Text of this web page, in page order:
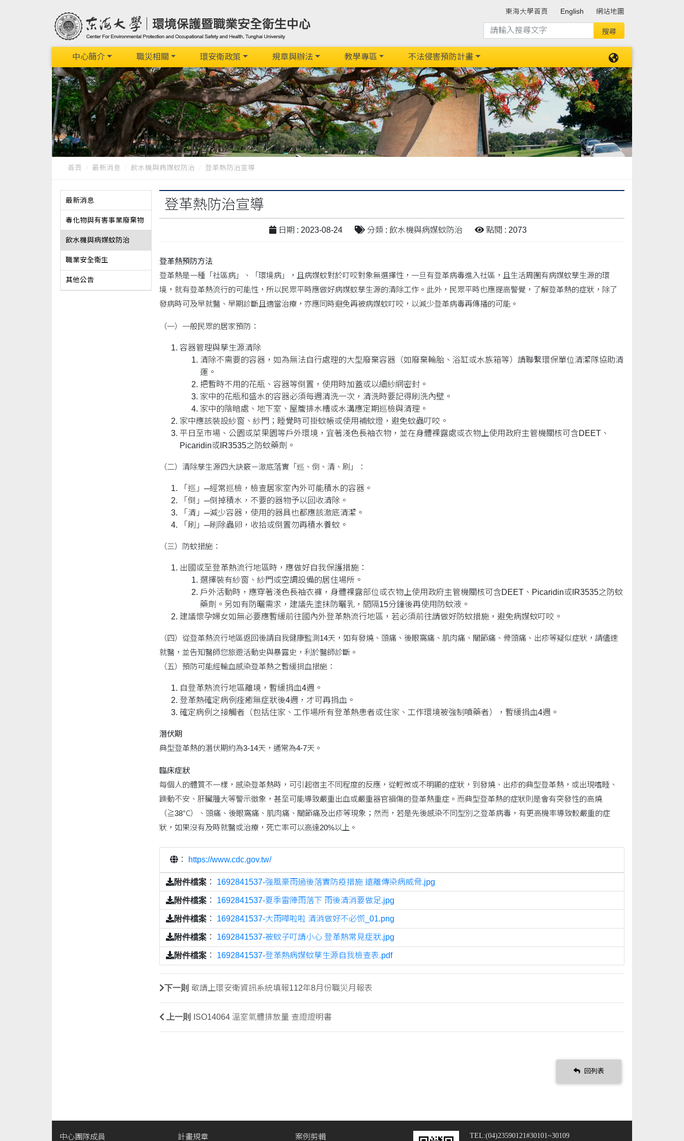
東海大學首頁 English 網站地圖
中心簡介 職災相關 環安衛政策 規章與辦法 教學專區 不法侵害預防計畫
首頁 最新消息 飲水機與病媒蚊防治 登革熱防治宣導
最新消息
毒化物與有害事業廢棄物
飲水機與病媒蚊防治
職業安全衛生
其他公告
登革熱防治宣導
日期 : 2023-08-24 分類 : 飲水機與病媒蚊防治 點閱 : 2073
登革熱預防方法
登革熱是一種「社區病」、「環境病」，且病媒蚊對於叮咬對象無選擇性，一旦有登革病毒進入社區，且生活周圍有病媒蚊孳生源的環
境，就有登革熱流行的可能性，所以民眾平時應做好病媒蚊孳生源的清除工作。此外，民眾平時也應提高警覺，了解登革熱的症狀，除了
發病時可及早就醫、早期診斷且適當治療，亦應同時避免再被病媒蚊叮咬，以減少登革病毒再傳播的可能。
（一）一般民眾的居家預防：
容器管理與孳生源清除
清除不需要的容器，如為無法自行處理的大型廢棄容器（如廢棄輪胎、浴缸或水族箱等）請聯繫環保單位清潔隊協助清
運。
把暫時不用的花瓶、容器等倒置，使用時加蓋或以細紗網密封。
家中的花瓶和盛水的容器必須每週清洗一次，清洗時要記得刷洗內壁。
家中的陰暗處、地下室、屋簷排水槽或水溝應定期巡檢與清理。
家中應該裝設紗窗、紗門；睡覺時可掛蚊帳或使用補蚊燈，避免蚊蟲叮咬。
平日至市場、公園或菜果園等戶外環境，宜著淺色長袖衣物，並在身體裸露處或衣物上使用政府主管機關核可含DEET、
Picaridin或IR3535之防蚊藥劑。
（二）清除孳生源四大訣竅－澈底落實「巡、倒、清、刷」：
「巡」─經常巡檢，檢查居家室內外可能積水的容器。
「倒」─倒掉積水，不要的器物予以回收清除。
「清」─減少容器，使用的器具也都應該澈底清潔。
「刷」─刷除蟲卵，收拾或倒置勿再積水養蚊。
（三）防蚊措施：
出國或至登革熱流行地區時，應做好自我保護措施：
選擇裝有紗窗、紗門或空調設備的居住場所。
戶外活動時，應穿著淺色長袖衣褲，身體裸露部位或衣物上使用政府主管機關核可含DEET、Picaridin或IR3535之防蚊
藥劑。另如有防曬需求，建議先塗抹防曬乳，間隔15分鐘後再使用防蚊液。
建議懷孕婦女如無必要應暫緩前往國內外登革熱流行地區，若必須前往請做好防蚊措施，避免病媒蚊叮咬。
（四）從登革熱流行地區返回後請自我健康監測14天，如有發燒、頭痛、後眼窩痛、肌肉痛、關節痛、骨頭痛、出疹等疑似症狀，請儘速
就醫，並告知醫師您旅遊活動史與暴露史，利於醫師診斷。
（五）預防可能經輸血感染登革熱之暫緩捐血措施：
自登革熱流行地區離境，暫緩捐血4週。
登革熱確定病例痊癒無症狀後4週，才可再捐血。
確定病例之接觸者（包括住家、工作場所有登革熱患者或住家、工作環境被強制噴藥者），暫緩捐血4週。
潛伏期
典型登革熱的潛伏期約為3-14天，通常為4-7天。
臨床症狀
每個人的體質不一樣，感染登革熱時，可引起宿主不同程度的反應，從輕微或不明顯的症狀，到發燒、出疹的典型登革熱，或出現嗜睡、
躁動不安、肝臟腫大等警示徵象，甚至可能導致嚴重出血或嚴重器官損傷的登革熱重症。而典型登革熱的症狀則是會有突發性的高燒
（≧38℃）、頭痛、後眼窩痛、肌肉痛、關節痛及出疹等現象；然而，若是先後感染不同型別之登革病毒，有更高機率導致較嚴重的症
狀，如果沒有及時就醫或治療，死亡率可以高達20%以上。
： https://www.cdc.gov.tw/
附件檔案 ： 1692841537-強風豪雨過後落實防疫措施 遠離傳染病威脅.jpg
附件檔案 ： 1692841537-夏季雷陣雨落下 雨後清消要做足.jpg
附件檔案 ： 1692841537-大雨嘩啦啦 清消做好不必慌_01.png
附件檔案 ： 1692841537-被蚊子叮請小心 登革熱常見症狀.jpg
附件檔案 ： 1692841537-登革熱病媒蚊孳生源自我檢查表.pdf
下一則 敬請上環安衛資訊系統填報112年8月份職災月報表
上一則 ISO14064 溫室氣體排放量 查證證明書
回列表
中心團隊成員 計畫規章 案例剪輯 TEL:(04)23590121#30101~30109